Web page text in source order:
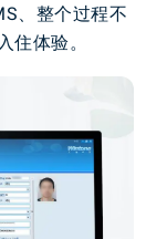
S、 整个过程不
住体验。